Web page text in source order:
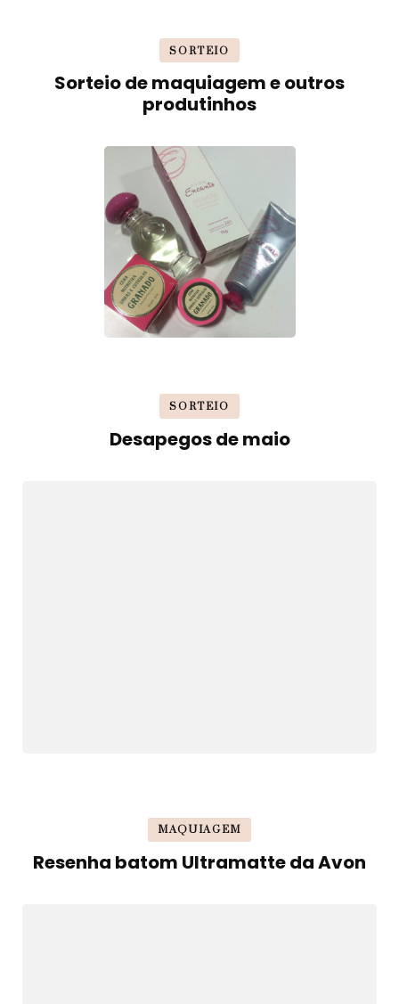
SORTEIO
Sorteio de maquiagem e outros
produtinhos
SORTEIO
Desapegos de maio
MAQUIAGEM
Resenha batom Ultramatte da Avon